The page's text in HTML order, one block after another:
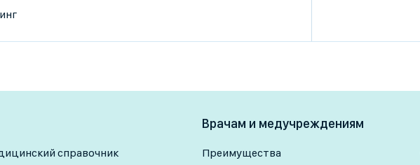
справочник
Врачам и медучреждениям
Преимущества